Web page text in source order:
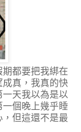
都要把我綁在
成真，我真的快
天我以為是以
個晚上幾乎睡
但這還不是最